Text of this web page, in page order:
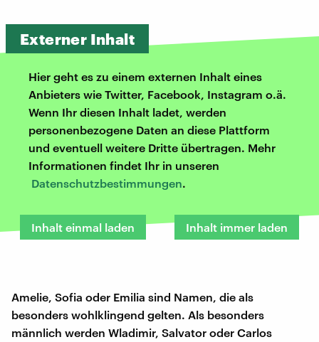
Externer Inhalt
Hier geht es zu einem externen Inhalt eines
Anbieters wie Twitter, Facebook, Instagram o.ä.
Wenn Ihr diesen Inhalt ladet, werden
personenbezogene Daten an diese Plattform
und eventuell weitere Dritte übertragen. Mehr
Informationen findet Ihr in unseren
Datenschutzbestimmungen.
Inhalt einmal laden Inhalt immer laden
Amelie, Sofia oder Emilia sind Namen, die als
besonders wohlklingend gelten. Als besonders
männlich werden Wladimir, Salvator oder Carlos